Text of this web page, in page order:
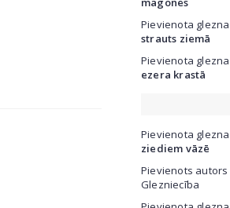
Pievienota glezna
strauts ziemā
Pievienota glezna
ezera krastā
Pievienota glezna
ziediem vāzē
Pievienots autors
Glezniecība